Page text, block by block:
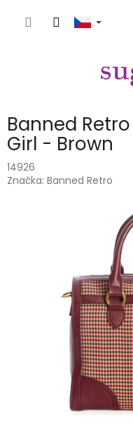
Banned
Girl - Brown
14926
Značka: Banned Retro